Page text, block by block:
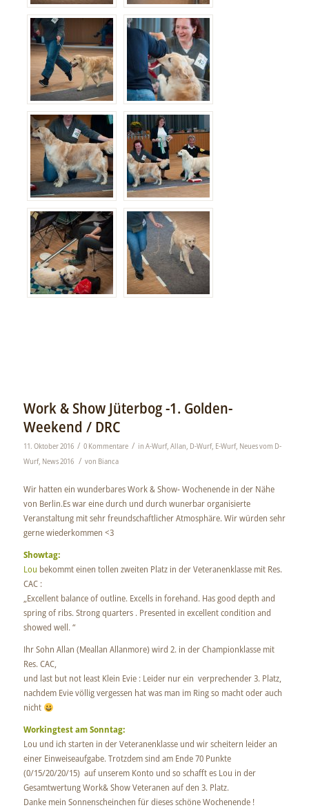
Work & Show Jüterbog -1. Golden-
Weekend / DRC
11. Oktober 2016 / 0 Kommentare / in A-Wurf, Allan, D-Wurf, E-Wurf, Neues vom D-
Wurf, News 2016 / von Bianca
Wir hatten ein wunderbares Work & Show- Wochenende in der Nähe
von Berlin.Es war eine durch und durch wunerbar organisierte
Veranstaltung mit sehr freundschaftlicher Atmosphäre. Wir würden sehr
gerne wiederkommen <3
Showtag:
Lou bekommt einen tollen zweiten Platz in der Veteranenklasse mit Res.
CAC :
„Excellent balance of outline. Excells in forehand. Has good depth and
spring of ribs. Strong quarters . Presented in excellent condition and
showed well. “
Ihr Sohn Allan (Meallan Allanmore) wird 2. in der Championklasse mit
Res. CAC,
und last but not least Klein Evie : Leider nur ein verprechender 3. Platz,
nachdem Evie völlig vergessen hat was man im Ring so macht oder auch
nicht
Workingtest am Sonntag:
Lou und ich starten in der Veteranenklasse und wir scheitern leider an
einer Einweiseaufgabe. Trotzdem sind am Ende 70 Punkte
(0/15/20/20/15) auf unserem Konto und so schafft es Lou in der
Gesamtwertung Work& Show Veteranen auf den 3. Platz.
Danke mein Sonnenscheinchen für dieses schöne Wochenende !